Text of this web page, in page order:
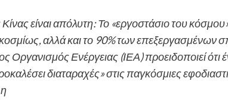
είναι απόλυτη: Το «εργοστάσιο του
αλλά και το 90% των επεξεργασμένων
Οργανισμός Ενέργειας (ΙΕΑ) προειδοποιεί
διαταραχές» στις παγκόσμιες